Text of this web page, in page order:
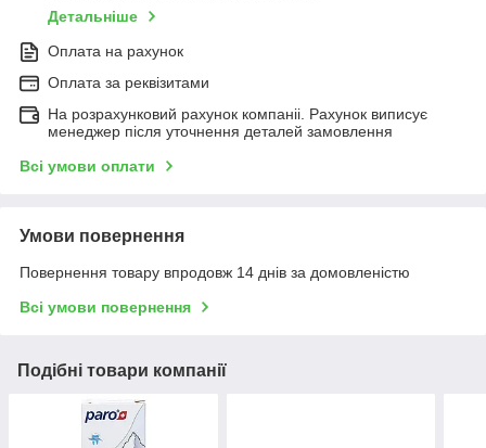
Детальніше
Оплата на рахунок
Оплата за реквізитами
На розрахунковий рахунок компаніі. Рахунок виписує
менеджер після уточнення деталей замовлення
Всі умови оплати
Умови повернення
Повернення товару впродовж 14 днів за домовленістю
Всі умови повернення
Подібні товари компанії